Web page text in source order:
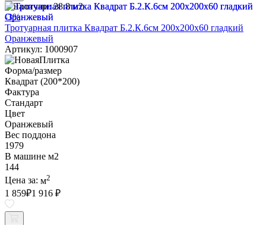
В наличии: 28.8 м2
-3%
Тротуарная плитка Квадрат Б.2.К.6см 200х200х60 гладкий
Оранжевый
Артикул: 1000907
Форма/размер
Квадрат (200*200)
Фактура
Стандарт
Цвет
Оранжевый
Вес поддона
1979
В машине м2
144
Цена за: м2
1 859₽1 916 ₽